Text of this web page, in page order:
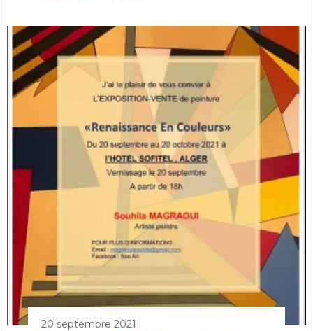
20 septembre 2021